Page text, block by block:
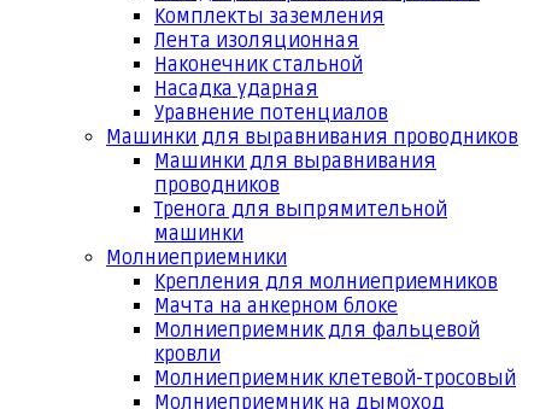
Комплекты заземления
Лента изоляционная
Наконечник стальной
Насадка ударная
Уравнение потенциалов
Машинки для выравнивания проводников
Машинки для выравнивания
проводников
Тренога для выпрямительной
машинки
Молниеприемники
Крепления для молниеприемников
Мачта на анкерном блоке
Молниеприемник для фальцевой
кровли
Молниеприемник клетевой-тросовый
Молниеприемник на дымоход